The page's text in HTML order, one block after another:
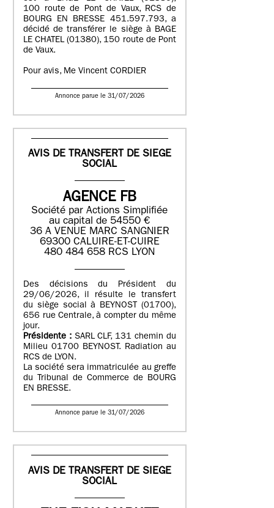
100 route de Pont de Vaux, RCS de
BOURG EN BRESSE 451.597.793, a
décidé de transférer le siège à BAGE
LE CHATEL (01380), 150 route de Pont
de Vaux.
Pour avis, Me Vincent CORDIER
Annonce parue le 31/07/2026
AVIS DE TRANSFERT DE SIEGE
SOCIAL
AGENCE FB
Société par Actions Simplifiée
au capital de 54550 €
36 A VENUE MARC SANGNIER
69300 CALUIRE-ET-CUIRE
480 484 658 RCS LYON
Des décisions du Président du
29/06/2026, il résulte le transfert
du siège social à BEYNOST (01700),
656 rue Centrale, à compter du même
jour.
Présidente :SARL CLF, 131 chemin du
Milieu 01700 BEYNOST. Radiation au
RCS de LYON.
La société sera immatriculée au greffe
du Tribunal de Commerce de BOURG
EN BRESSE.
Annonce parue le 31/07/2026
AVIS DE TRANSFERT DE SIEGE
SOCIAL